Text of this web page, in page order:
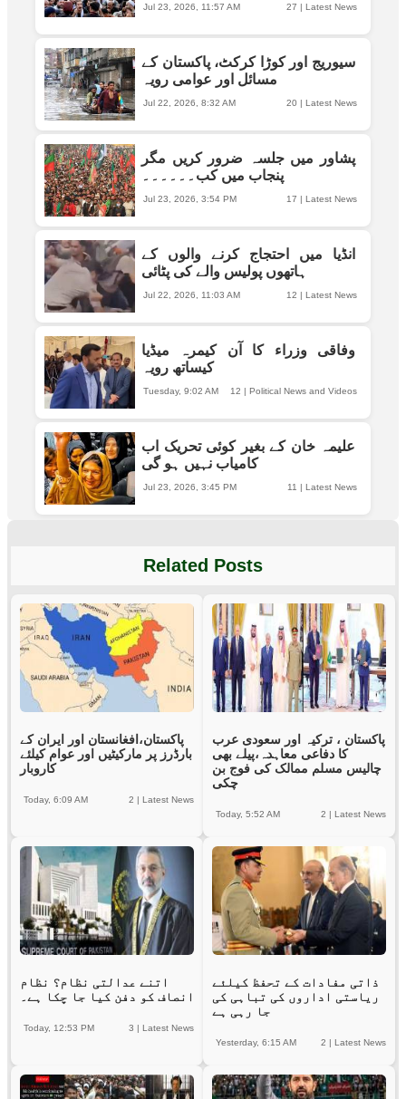
27 | Latest News
Jul 23, 2026, 11:57 AM
سیوریج اور کوڑا کرکٹ، پاکستان کے
مسائل اور عوامی رویہ
20 | Latest News
Jul 22, 2026, 8:32 AM
پشاور میں جلسہ ضرور کریں مگر
پنجاب میں کب۔۔۔۔۔۔
17 | Latest News
Jul 23, 2026, 3:54 PM
انڈیا میں احتجاج کرنے والوں کے
ہاتھوں پولیس والے کی پٹائی
12 | Latest News
Jul 22, 2026, 11:03 AM
وفاقی وزراء کا آن کیمرہ میڈیا
کیساتھ رویہ
12 | Political News and Videos
Tuesday, 9:02 AM
علیمہ خان کے بغیر کوئی تحریک اب
کامیاب نہیں ہو گی
11 | Latest News
Jul 23, 2026, 3:45 PM
Related Posts
پاکستان،افغانستان اور ایران کے
بارڈرز پر مارکیٹیں اور عوام کیلئے
کاروبار
2 | Latest News
Today, 6:09 AM
پاکستان ، ترکیہ اور سعودی عرب
کا دفاعی معاہدہ،پیلے بھی
چالیس مسلم ممالک کی فوج بن
چکی
2 | Latest News
Today, 5:52 AM
اتنے عدالتی نظام؟ نظام
انصاف کو دفن کیا جا چکا ہے۔
3 | Latest News
Today, 12:53 PM
ذاتی مفادات کے تحفظ کیلئے
ریاستی اداروں کی تباہی کی
جا رہی ہے
2 | Latest News
Yesterday, 6:15 AM